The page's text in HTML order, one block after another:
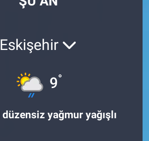
Eskişehir
9°
yağmur yağışlı